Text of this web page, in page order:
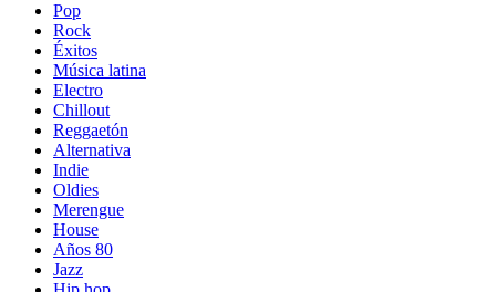
Pop
Rock
Éxitos
Música latina
Electro
Chillout
Reggaetón
Alternativa
Indie
Oldies
Merengue
House
Años 80
Jazz